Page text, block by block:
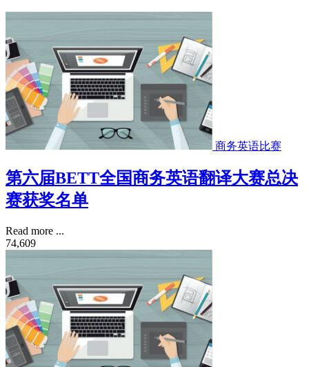
商务英语比赛
第六届BETT全国商务英语翻译大赛总决
赛获奖名单
Read more ...
74,609